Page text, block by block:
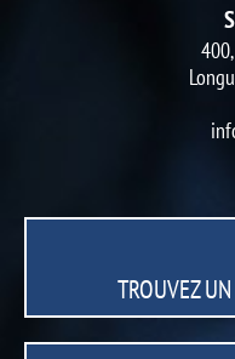
TROUVEZ